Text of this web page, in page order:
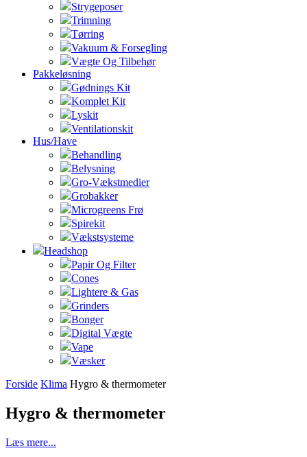
Strygeposer
Trimning
Tørring
Vakuum & Forsegling
Vægte Og Tilbehør
Pakkeløsning
Gødnings Kit
Komplet Kit
Lyskit
Ventilationskit
Hus/Have
Behandling
Belysning
Gro-Vækstmedier
Grobakker
Microgreens Frø
Spirekit
Vækstsysteme
Headshop
Papir Og Filter
Cones
Lightere & Gas
Grinders
Bonger
Digital Vægte
Vape
Væsker
Forside Klima Hygro & thermometer
Hygro & thermometer
Læs mere...